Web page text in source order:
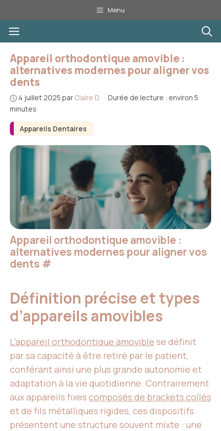
au
contenu
Menu
Menu
Appareils Dentaires
Appareil orthodontique amovible :
alternatives modernes pour aligner vos
dents
4 juillet 2025 par Claire D. · Durée de lecture : environ 5
minutes
Appareil orthodontique amovible :
alternatives modernes pour aligner vos
dents #
Définition précise et types
d’appareils amovibles
L’appareil orthodontique amovible se définit
par sa capacité à être retiré par le patient,
conférant ainsi une plus grande autonomie et
adaptation à la vie quotidienne. Contrairement
aux appareils fixes composés de brackets collés
et de fils métalliques rigides, ces dispositifs
présentent une structure souvent mixte : une